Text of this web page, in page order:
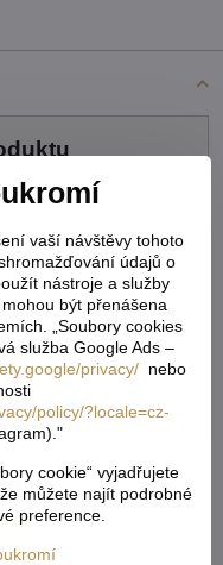
0x
1x
vaší návštěvy tohoto
údajů o
nástroje a služby
být přenášena
„Soubory cookies
služba Google Ads –
privacy/ nebo
policy/?locale=cz-
cookie“ vyjadřujete
můžete najít podrobné
preference.